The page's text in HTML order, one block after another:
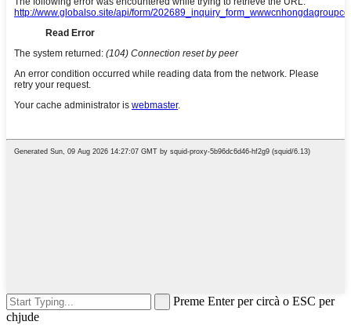
Preme Enter per circà o ESC per
chjude